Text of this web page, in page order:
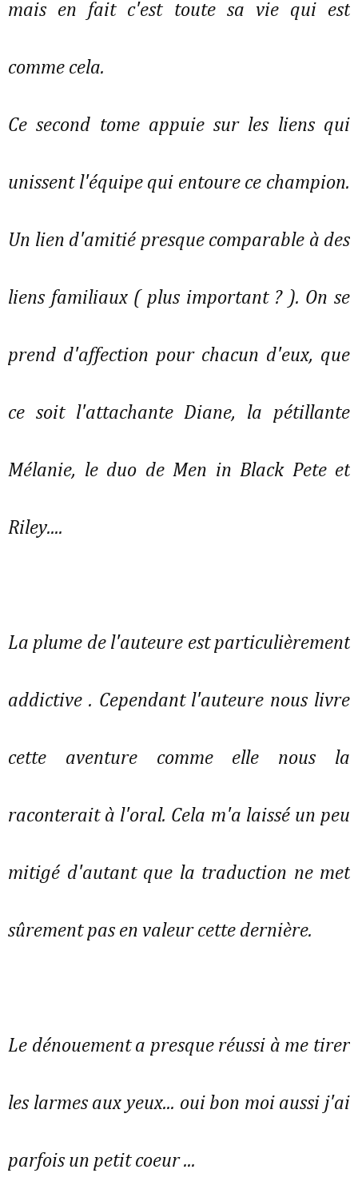
mais en fait c'est toute sa vie qui est
comme cela.
Ce second tome appuie sur les liens qui
unissent l'équipe qui entoure ce champion.
Un lien d'amitié presque comparable à des
liens familiaux ( plus important ? ). On se
prend d'affection pour chacun d'eux, que
ce soit l'attachante Diane, la pétillante
Mélanie, le duo de Men in Black Pete et
Riley....
La plume de l'auteure est particulièrement
addictive . Cependant l'auteure nous livre
cette aventure comme elle nous la
raconterait à l'oral. Cela m'a laissé un peu
mitigé d'autant que la traduction ne met
sûrement pas en valeur cette dernière.
Le dénouement a presque réussi à me tirer
les larmes aux yeux... oui bon moi aussi j'ai
parfois un petit coeur ...